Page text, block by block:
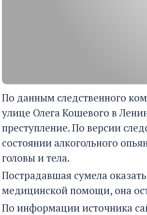
По данным следственного
улице Олега Кошевого в
преступление. По версии
состоянии алкогольного
головы и тела.
Пострадавшая сумела
медицинской помощи, она
По информации источника